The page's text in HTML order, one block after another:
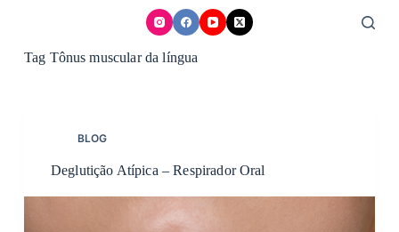
Tag Tônus muscular da língua
BLOG
Deglutição Atípica – Respirador Oral